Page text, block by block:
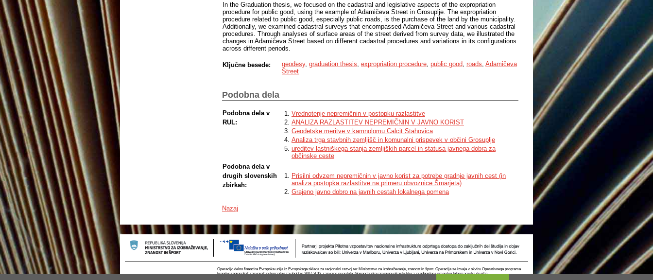
In the Graduation thesis, we focused on the cadastral and legislative aspects of the expropriation
procedure for public good, using the example of Adamičeva Street in Grosuplje. The expropriation
procedure related to public good, especially public roads, is the purchase of the land by the municipality.
Additionally, we examined cadastral surveys that encompassed Adamičeva Street and various cadastral
procedures. Through analyses of surface areas of the street derived from survey data, we illustrated the
changes in Adamičeva Street based on different cadastral procedures and variations in its configurations
across different periods.
Ključne besede: geodesy, graduation thesis expropriation procedure public good roads Adamičeva
Street
Podobna dela
Podobna dela v
RUL:
Vrednotenje nepremičnin v postopku razlastitve
ANALIZA RAZLASTITEV NEPREMIČNIN V JAVNO KORIST
Geodetske meritve v kamnolomu Calcit Stahovica
Analiza trga stavbnih zemljišč in komunalni prispevek v občini Grosuplje
ureditev lastniškega stanja zemljiških parcel in statusa javnega dobra za
občinske ceste
Podobna dela v
drugih slovenskih
zbirkah:
Prisilni odvzem nepremičnin v javno korist za potrebe gradnje javnih cest (in
analiza postopka razlastitve na primeru obvoznice Šmarjeta)
Grajeno javno dobro na javnih cestah lokalnega pomena
Nazaj
Operacijo delno financira Evropska unija iz Evropskega sklada za regionalni razvoj ter Ministrstvo za izobraževanje, znanost in šport. Operacija se izvaja v okviru Operativnega programa
krepitve regionalnih razvojnih potencialov za obdobje 2007-2013, razvojne prioritete: Gospodarsko razvojna infrastruktura; prednostne usmeritve Informacijska družba.